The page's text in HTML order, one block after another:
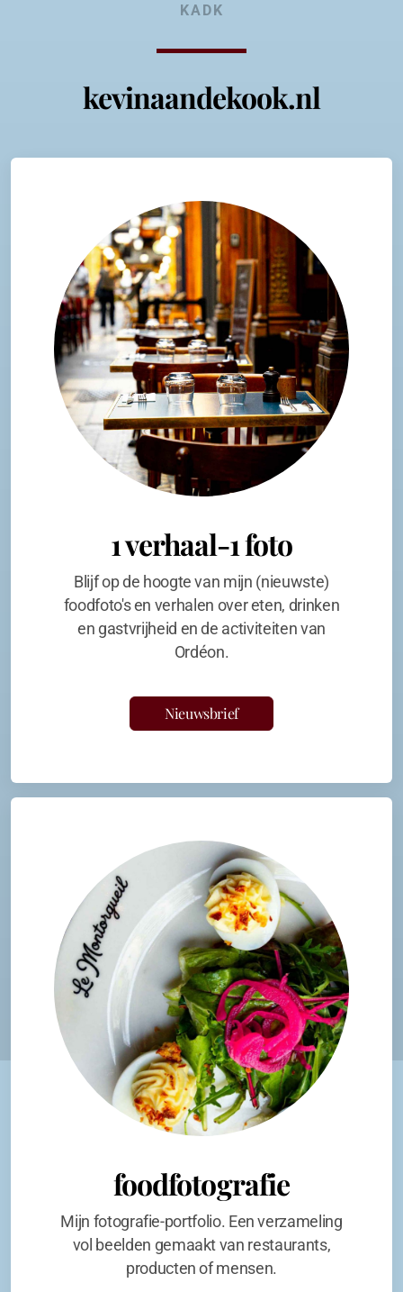
KADK
kevinaandekook.nl
1 verhaal-1 foto
Blijf op de hoogte van mijn (nieuwste)
foodfoto's en verhalen over eten, drinken
en gastvrijheid en de activiteiten van
Ordéon.
Nieuwsbrief
foodfotografie
Mijn fotografie-portfolio. Een verzameling
vol beelden gemaakt van restaurants,
producten of mensen.